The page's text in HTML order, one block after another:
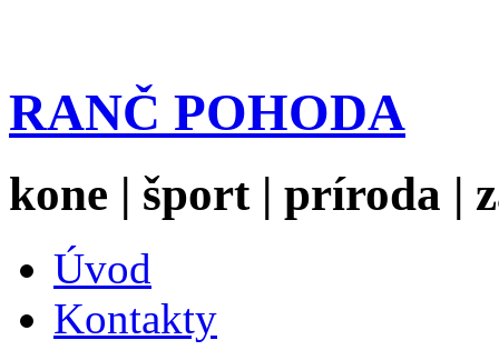
RANČ POHODA
kone | šport | príroda |
Úvod
Kontakty